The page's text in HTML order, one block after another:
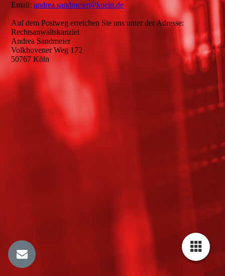
Email:andrea.sandmeier@koeln.de
Auf dem Postweg erreichen Sie uns unter der Adresse:
Rechtsanwaltskanzlei
Andrea Sandmeier
Volkhovener Weg 172
50767 Köln